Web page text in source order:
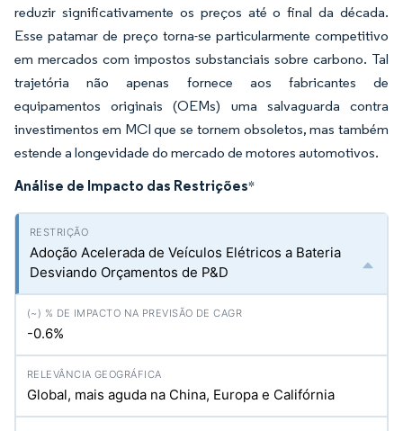
reduzir significativamente os preços até o final da década.
Esse patamar de preço torna-se particularmente competitivo
em mercados com impostos substanciais sobre carbono. Tal
trajetória não apenas fornece aos fabricantes de
equipamentos originais (OEMs) uma salvaguarda contra
investimentos em MCI que se tornem obsoletos, mas também
estende a longevidade do mercado de motores automotivos.
Análise de Impacto das Restrições*
Adoção Acelerada de Veículos Elétricos a Bateria
Desviando Orçamentos de P&D
-0.6%
Global, mais aguda na China, Europa e Califórnia